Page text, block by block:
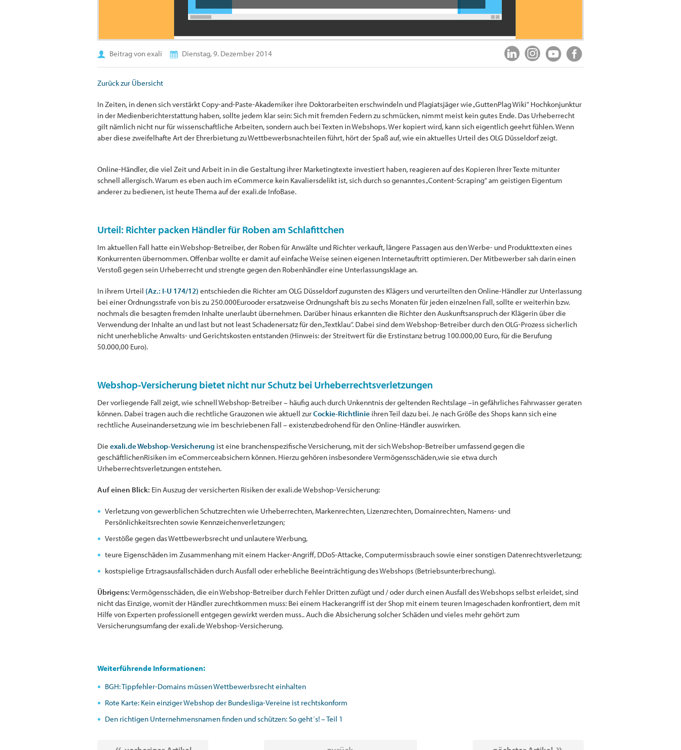
Beitrag von exali Dienstag, 9. Dezember 2014
Zurück zur Übersicht
In Zeiten, in denen sich verstärkt Copy-and-Paste-Akademiker ihre Doktorarbeiten erschwindeln und Plagiatsjäger wie „GuttenPlag Wiki“ Hochkonjunktur
in der Medienberichterstattung haben, sollte jedem klar sein: Sich mit fremden Federn zu schmücken, nimmt meist kein gutes Ende. Das Urheberrecht
gilt nämlich nicht nur für wissenschaftliche Arbeiten, sondern auch bei Texten in Webshops. Wer kopiert wird, kann sich eigentlich geehrt fühlen. Wenn
aber diese zweifelhafte Art der Ehrerbietung zu Wettbewerbsnachteilen führt, hört der Spaß auf, wie ein aktuelles Urteil des OLG Düsseldorf zeigt.
Online-Händler, die viel Zeit und Arbeit in in die Gestaltung ihrer Marketingtexte investiert haben, reagieren auf des Kopieren Ihrer Texte mitunter
schnell allergisch. Warum es eben auch im eCommerce kein Kavaliersdelikt ist, sich durch so genanntes „Content-Scraping“ am geistigen Eigentum
anderer zu bedienen, ist heute Thema auf der exali.de InfoBase.
Urteil: Richter packen Händler für Roben am Schlafittchen
Im aktuellen Fall hatte ein Webshop-Betreiber, der Roben für Anwälte und Richter verkauft, längere Passagen aus den Werbe- und Produkttexten eines
Konkurrenten übernommen. Offenbar wollte er damit auf einfache Weise seinen eigenen Internetauftritt optimieren. Der Mitbewerber sah darin einen
Verstoß gegen sein Urheberrecht und strengte gegen den Robenhändler eine Unterlassungsklage an.
In ihrem Urteil (Az.: I-U 174/12) entschieden die Richter am OLG Düsseldorf zugunsten des Klägers und verurteilten den Online-Händler zur Unterlassung
bei einer Ordnungsstrafe von bis zu 250.000Eurooder ersatzweise Ordnungshaft bis zu sechs Monaten für jeden einzelnen Fall, sollte er weiterhin bzw.
nochmals die besagten fremden Inhalte unerlaubt übernehmen. Darüber hinaus erkannten die Richter den Auskunftsanspruch der Klägerin über die
Verwendung der Inhalte an und last but not least Schadenersatz für den „Textklau“. Dabei sind dem Webshop-Betreiber durch den OLG-Prozess sicherlich
nicht unerhebliche Anwalts- und Gerichtskosten entstanden (Hinweis: der Streitwert für die Erstinstanz betrug 100.000,00 Euro, für die Berufung
50.000,00 Euro).
Webshop-Versicherung bietet nicht nur Schutz bei Urheberrechtsverletzungen
Der vorliegende Fall zeigt, wie schnell Webshop-Betreiber – häufig auch durch Unkenntnis der geltenden Rechtslage –in gefährliches Fahrwasser geraten
können. Dabei tragen auch die rechtliche Grauzonen wie aktuell zurCockie-Richtlinie ihren Teil dazu bei. Je nach Größe des Shops kann sich eine
rechtliche Auseinandersetzung wie im beschriebenen Fall – existenzbedrohend für den Online-Händler auswirken.
Die exali.de Webshop-Versicherung ist eine branchenspezifische Versicherung, mit der sich Webshop-Betreiber umfassend gegen die
geschäftlichenRisiken im eCommerceabsichern können. Hierzu gehören insbesondere Vermögensschäden,wie sie etwa durch
Urheberrechtsverletzungen entstehen.
Auf einen Blick: Ein Auszug der versicherten Risiken der exali.de Webshop-Versicherung:
Verletzung von gewerblichen Schutzrechten wie Urheberrechten, Markenrechten, Lizenzrechten, Domainrechten, Namens- und
Persönlichkeitsrechten sowie Kennzeichenverletzungen;
Verstöße gegen das Wettbewerbsrecht und unlautere Werbung,
teure Eigenschäden im Zusammenhang mit einem Hacker-Angriff, DDoS-Attacke, Computermissbrauch sowie einer sonstigen Datenrechtsverletzung;
kostspielige Ertragsausfallschäden durch Ausfall oder erhebliche Beeinträchtigung des Webshops (Betriebsunterbrechung).
Übrigens:Vermögensschäden, die ein Webshop-Betreiber durch Fehler Dritten zufügt und / oder durch einen Ausfall des Webshops selbst erleidet, sind
nicht das Einzige, womit der Händler zurechtkommen muss: Bei einem Hackerangriff ist der Shop mit einem teuren Imageschaden konfrontiert, dem mit
Hilfe von Experten professionell entgegen gewirkt werden muss.. Auch die Absicherung solcher Schäden und vieles mehr gehört zum
Versicherungsumfang der exali.de Webshop-Versicherung.
Weiterführende Informationen:
BGH: Tippfehler-Domains müssen Wettbewerbsrecht einhalten
Rote Karte: Kein einziger Webshop der Bundesliga-Vereine ist rechtskonform
Den richtigen Unternehmensnamen finden und schützen: So geht´s! – Teil 1